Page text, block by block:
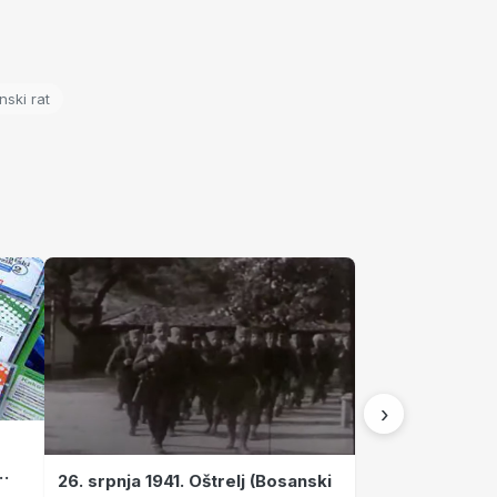
rat
26. srpnja 1941. Oštrelj (Bosanski
›